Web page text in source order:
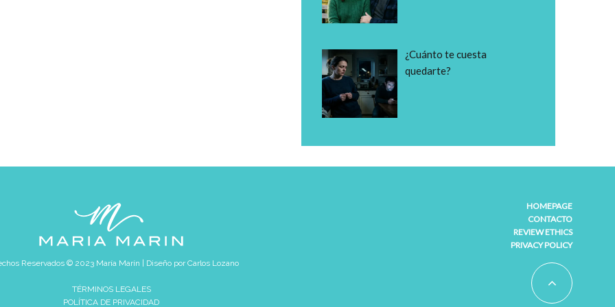
¿Cuánto te cuesta
quedarte?
Reservados © 2023 María Marín | Diseño porCarlos Lozano
TÉRMINOS LEGALES
POLÍTICA DE PRIVACIDAD
HOMEPAGE
CONTACTO
REVIEW ETHICS
PRIVACY POLICY